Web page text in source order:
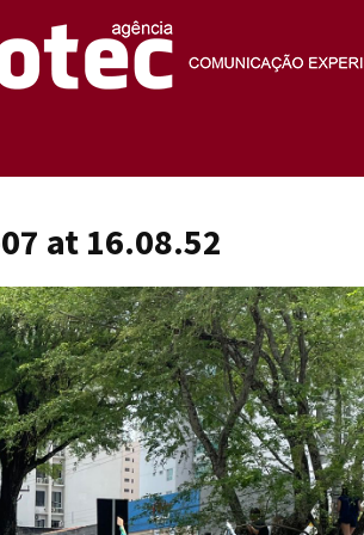
Fotec
at 16.08.52